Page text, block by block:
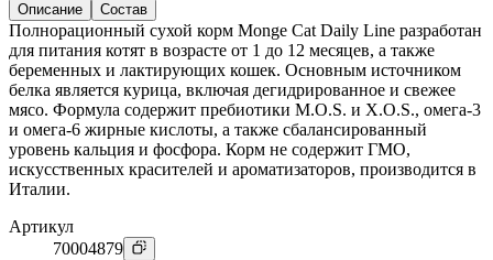
Описание
Состав
Полнорационный сухой корм Monge Cat Daily Line разработан
для питания котят в возрасте от 1 до 12 месяцев, а также
беременных и лактирующих кошек. Основным источником
белка является курица, включая дегидрированное и свежее
мясо. Формула содержит пребиотики M.O.S. и X.O.S., омега-3
и омега-6 жирные кислоты, а также сбалансированный
уровень кальция и фосфора. Корм не содержит ГМО,
искусственных красителей и ароматизаторов, производится в
Италии.
Артикул
70004879